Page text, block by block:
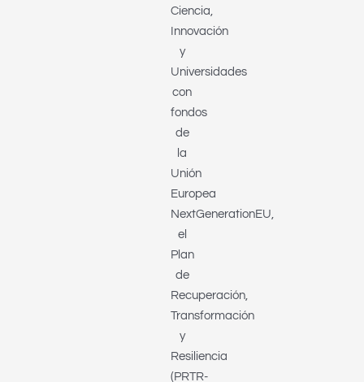
Ciencia,
Innovación
y
Universidades
con
fondos
de
la
Unión
Europea
NextGenerationEU,
el
Plan
de
Recuperación,
Transformación
y
Resiliencia
(PRTR-